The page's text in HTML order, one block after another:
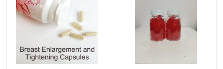
Дополнения женщин травяные
Дополнение груди травяное